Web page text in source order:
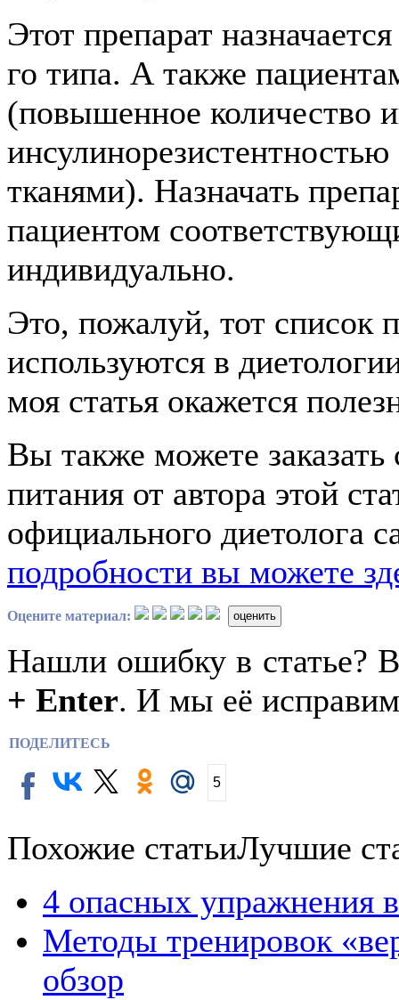
Этот препарат
го типа. А также
(повышенное количество
тканями). Назначать
пациентом
индивидуально.
Это, пожалуй, тот список
используются в
моя статья окажется
Вы также можете
питания от автора этой
официального диетолога
подробности вы можете
Оцените материал: оценить
Нашли ошибку в статье?
+ Enter. И мы её
ПОДЕЛИТЕСЬ
5
Похожие статьиЛучшие
4 опасных упражнения
Методы тренировок
обзор